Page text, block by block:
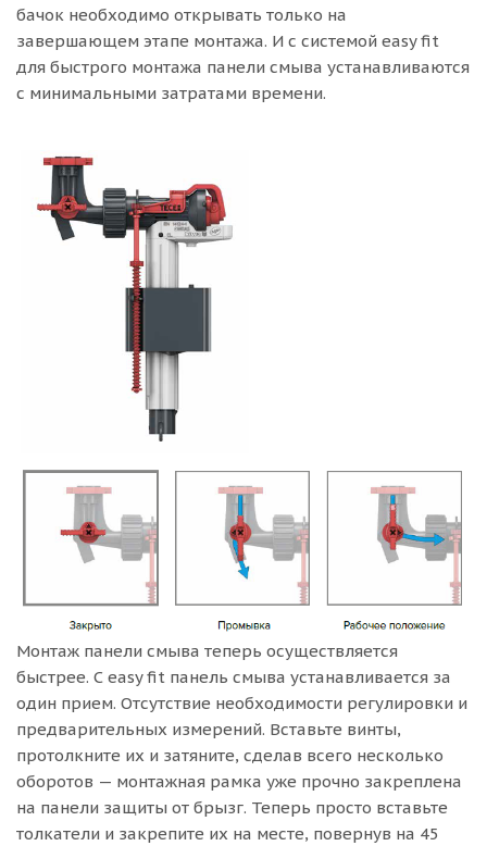
бачок необходимо открывать только на
завершающем этапе монтажа. И с системой easy fit
для быстрого монтажа панели смыва устанавливаются
с минимальными затратами времени.
Монтаж панели смыва теперь осуществляется
быстрее. С easy fit панель смыва устанавливается за
один прием. Отсутствие необходимости регулировки и
предварительных измерений. Вставьте винты,
протолкните их и затяните, сделав всего несколько
оборотов — монтажная рамка уже прочно закреплена
на панели защиты от брызг. Теперь просто вставьте
толкатели и закрепите их на месте, повернув на 45